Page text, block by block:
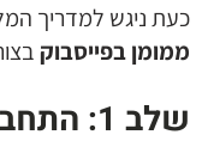
כעת ניגש למדריך
ממומן בפייסבוק
שלב 1: התחברות למנהל המודעות